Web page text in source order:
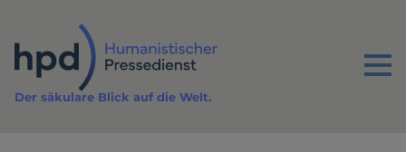
Inhalt
Menu
Der säkulare Blick auf die Welt.